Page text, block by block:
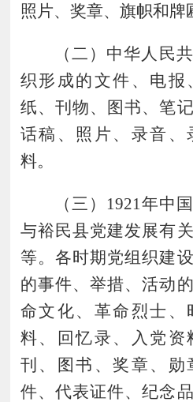
照片、奖章、旗帜和牌
（二 ） 中华人民
织形成的文件、电报
纸、刊物、图书、笔
话稿、照片、录音、
料。
（ 三 ） 1921年中
与裕民县党建发展有
等。各时期党组织建
的事件、举措、活动
命文化、革命烈士、
料、回忆录、入党资
刊、图书、奖章、勋
件、代表证件、纪念品